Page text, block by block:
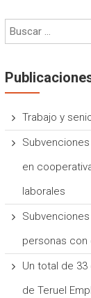
Trabajo y
en
laborales
personas
Un total de
de Teruel